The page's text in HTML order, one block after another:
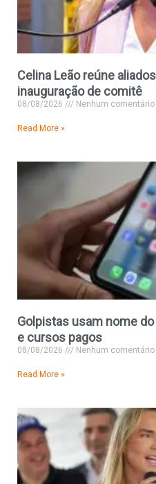
Celina Leão reúne
inauguração de comitê
08/08/2026 Nenhum comentário
Read More »
Golpistas usam nome
e cursos pagos
08/08/2026 Nenhum comentário
Read More »